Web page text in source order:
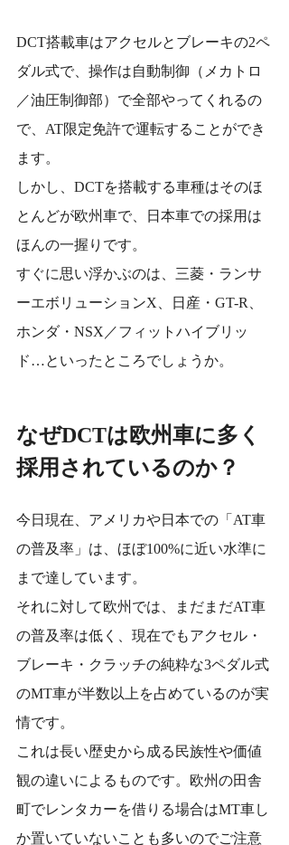
DCT搭載車はアクセルとブレーキの2ペ
ダル式で、操作は自動制御（メカトロ
／油圧制御部）で全部やってくれるの
で、AT限定免許で運転することができ
ます。
しかし、DCTを搭載する車種はそのほ
とんどが欧州車で、日本車での採用は
ほんの一握りです。
すぐに思い浮かぶのは、三菱・ランサ
ーエボリューションX、日産・GT-R、
ホンダ・NSX／フィットハイブリッ
ド…といったところでしょうか。
なぜDCTは欧州車に多く
採用されているのか？
今日現在、アメリカや日本での「AT車
の普及率」は、ほぼ100%に近い水準に
まで達しています。
それに対して欧州では、まだまだAT車
の普及率は低く、現在でもアクセル・
ブレーキ・クラッチの純粋な3ペダル式
のMT車が半数以上を占めているのが実
情です。
これは長い歴史から成る民族性や価値
観の違いによるものです。欧州の田舎
町でレンタカーを借りる場合はMT車し
か置いていないことも多いのでご注意